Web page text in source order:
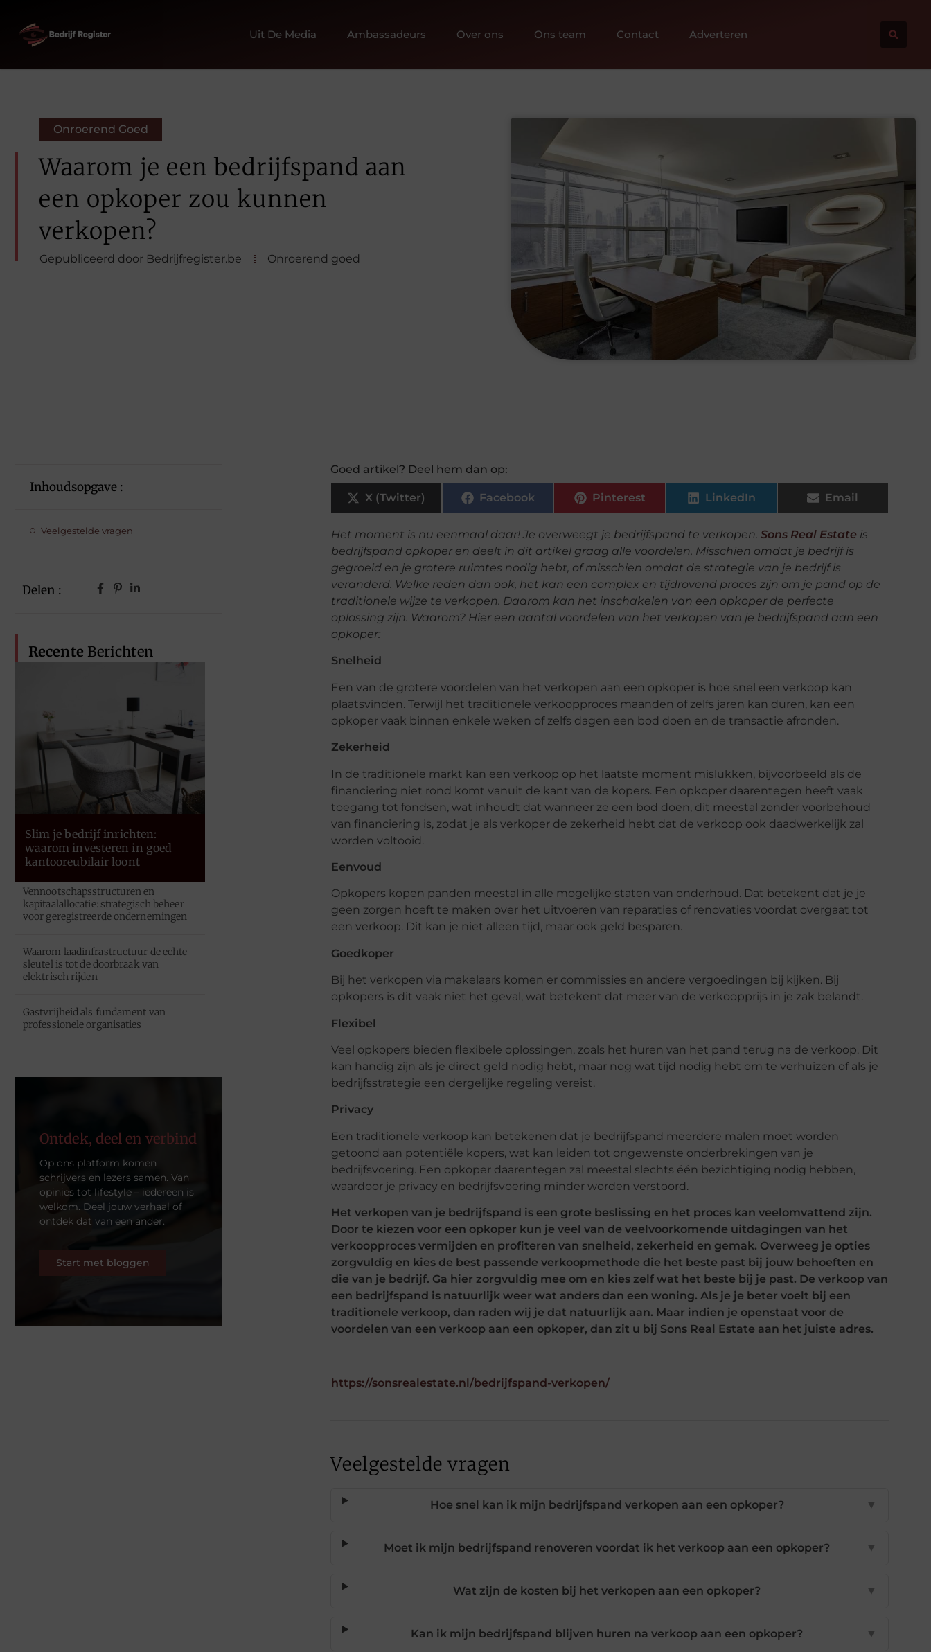
Uit De Media Ambassadeurs Over ons Ons team Contact Adverteren
Onroerend Goed
Waarom je een bedrijfspand aan
een opkoper zou kunnen
verkopen?
Gepubliceerd door Bedrijfregister.be Onroerend goed
Inhoudsopgave :
Veelgestelde vragen
Delen :
Recente Berichten
Slim je bedrijf inrichten:
waarom investeren in goed
kantooreubilair loont
Vennootschapsstructuren en
kapitaalallocatie: strategisch beheer
voor geregistreerde ondernemingen
Waarom laadinfrastructuur de echte
sleutel is tot de doorbraak van
elektrisch rijden
Gastvrijheid als fundament van
professionele organisaties
Ontdek, deel en verbind
Op ons platform komen
schrijvers en lezers samen. Van
opinies tot lifestyle – iedereen is
welkom. Deel jouw verhaal of
ontdek dat van een ander.
Start met bloggen
Goed artikel? Deel hem dan op:
X (Twitter) Facebook Pinterest LinkedIn Email
Het moment is nu eenmaal daar! Je overweegt je bedrijfspand te verkopen. Sons Real Estate is
bedrijfspand opkoper en deelt in dit artikel graag alle voordelen. Misschien omdat je bedrijf is
gegroeid en je grotere ruimtes nodig hebt, of misschien omdat de strategie van je bedrijf is
veranderd. Welke reden dan ook, het kan een complex en tijdrovend proces zijn om je pand op de
traditionele wijze te verkopen. Daarom kan het inschakelen van een opkoper de perfecte
oplossing zijn. Waarom? Hier een aantal voordelen van het verkopen van je bedrijfspand aan een
opkoper:
Snelheid
Een van de grotere voordelen van het verkopen aan een opkoper is hoe snel een verkoop kan
plaatsvinden. Terwijl het traditionele verkoopproces maanden of zelfs jaren kan duren, kan een
opkoper vaak binnen enkele weken of zelfs dagen een bod doen en de transactie afronden.
Zekerheid
In de traditionele markt kan een verkoop op het laatste moment mislukken, bijvoorbeeld als de
financiering niet rond komt vanuit de kant van de kopers. Een opkoper daarentegen heeft vaak
toegang tot fondsen, wat inhoudt dat wanneer ze een bod doen, dit meestal zonder voorbehoud
van financiering is, zodat je als verkoper de zekerheid hebt dat de verkoop ook daadwerkelijk zal
worden voltooid.
Eenvoud
Opkopers kopen panden meestal in alle mogelijke staten van onderhoud. Dat betekent dat je je
geen zorgen hoeft te maken over het uitvoeren van reparaties of renovaties voordat overgaat tot
een verkoop. Dit kan je niet alleen tijd, maar ook geld besparen.
Goedkoper
Bij het verkopen via makelaars komen er commissies en andere vergoedingen bij kijken. Bij
opkopers is dit vaak niet het geval, wat betekent dat meer van de verkoopprijs in je zak belandt.
Flexibel
Veel opkopers bieden flexibele oplossingen, zoals het huren van het pand terug na de verkoop. Dit
kan handig zijn als je direct geld nodig hebt, maar nog wat tijd nodig hebt om te verhuizen of als je
bedrijfsstrategie een dergelijke regeling vereist.
Privacy
Een traditionele verkoop kan betekenen dat je bedrijfspand meerdere malen moet worden
getoond aan potentiële kopers, wat kan leiden tot ongewenste onderbrekingen van je
bedrijfsvoering. Een opkoper daarentegen zal meestal slechts één bezichtiging nodig hebben,
waardoor je privacy en bedrijfsvoering minder worden verstoord.
Het verkopen van je bedrijfspand is een grote beslissing en het proces kan veelomvattend zijn.
Door te kiezen voor een opkoper kun je veel van de veelvoorkomende uitdagingen van het
verkoopproces vermijden en profiteren van snelheid, zekerheid en gemak. Overweeg je opties
zorgvuldig en kies de best passende verkoopmethode die het beste past bij jouw behoeften en
die van je bedrijf. Ga hier zorgvuldig mee om en kies zelf wat het beste bij je past. De verkoop van
een bedrijfspand is natuurlijk weer wat anders dan een woning. Als je je beter voelt bij een
traditionele verkoop, dan raden wij je dat natuurlijk aan. Maar indien je openstaat voor de
voordelen van een verkoop aan een opkoper, dan zit u bij Sons Real Estate aan het juiste adres.
https://sonsrealestate.nl/bedrijfspand-verkopen/
Veelgestelde vragen
Hoe snel kan ik mijn bedrijfspand verkopen aan een opkoper? ▼
Moet ik mijn bedrijfspand renoveren voordat ik het verkoop aan een opkoper? ▼
Wat zijn de kosten bij het verkopen aan een opkoper? ▼
Kan ik mijn bedrijfspand blijven huren na verkoop aan een opkoper? ▼